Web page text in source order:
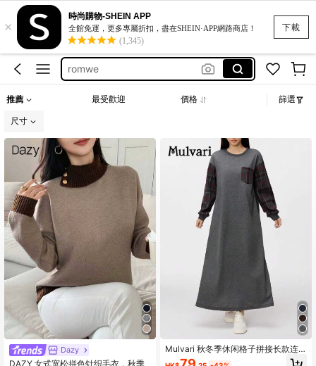
下載
×
時尚購物-SHEIN APP
全館免運，更多專屬折扣，盡在SHEIN·APP網路商店！
(1,345)
bikini
motf
romwe
motf
推薦 最受歡迎 價格 篩選
尺寸
Dazy
DAZY 女式宽松拼色针织毛衣，秋季
Mulvari 秋冬季休闲格子拼接长款连
帽衫，长袖上衣